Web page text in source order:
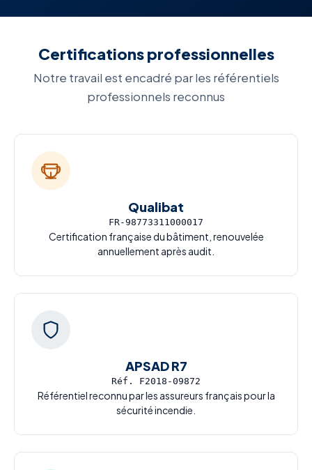
Certifications professionnelles
Notre travail est encadré par les référentiels
professionnels reconnus
Qualibat
FR-98773311000017
Certification française du bâtiment, renouvelée
annuellement après audit.
APSAD R7
Réf. F2018-09872
Référentiel reconnu par les assureurs français pour la
sécurité incendie.